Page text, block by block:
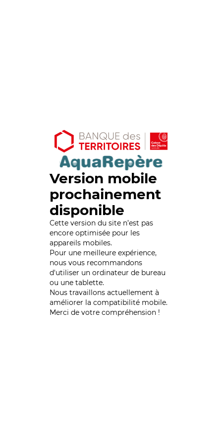
Version mobile
prochainement
disponible
Cette version du site n’est pas
encore optimisée pour les
appareils mobiles.
Pour une meilleure expérience,
nous vous recommandons
d'utiliser un ordinateur de bureau
ou une tablette.
Nous travaillons actuellement à
améliorer la compatibilité mobile.
Merci de votre compréhension !